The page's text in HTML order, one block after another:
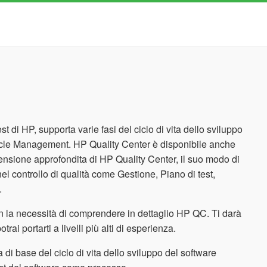
di HP, supporta varie fasi del ciclo di vita dello sviluppo
Management. HP Quality Center è disponibile anche
approfondita di HP Quality Center, il suo modo di
controllo di qualità come Gestione, Piano di test,
necessità di comprendere in dettaglio HP QC. Ti darà
portarti a livelli più alti di esperienza.
base del ciclo di vita dello sviluppo del software